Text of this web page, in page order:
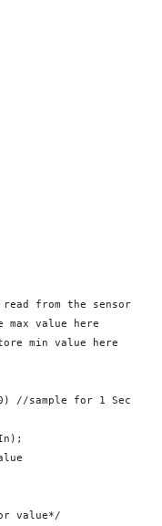
from the sensor
value here
min value here
//sample for 1 Sec
value*/